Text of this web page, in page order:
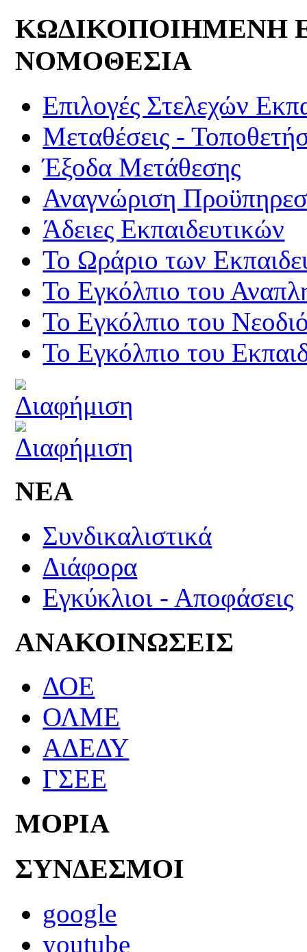
ΚΩΔΙΚΟΠΟΙΗΜΕΝΗ
ΝΟΜΟΘΕΣΙΑ
Επιλογές Στελεχών
Μεταθέσεις -
Έξοδα Μετάθεσης
Αναγνώριση
Άδειες Εκπαιδευτικών
Το Ωράριο των
Το Εγκόλπιο του
Το Εγκόλπιο του
Το Εγκόλπιο του
ΝΕΑ
Συνδικαλιστικά
Διάφορα
Εγκύκλιοι - Αποφάσεις
ΑΝΑΚΟΙΝΩΣΕΙΣ
ΔΟΕ
ΟΛΜΕ
ΑΔΕΔΥ
ΓΣΕΕ
ΜΟΡΙΑ
ΣΥΝΔΕΣΜΟΙ
google
youtube